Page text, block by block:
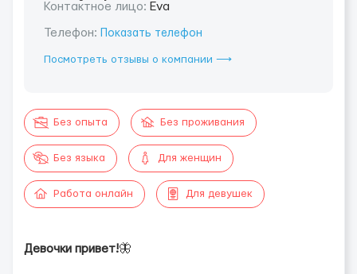
Контактное лицо: Eva
Телефон: Показать телефон
Посмотреть отзывы о компании ⟶
Без опыта Без проживания
Без языка Для женщин
Работа онлайн Для девушек
Девочки привет!🦋